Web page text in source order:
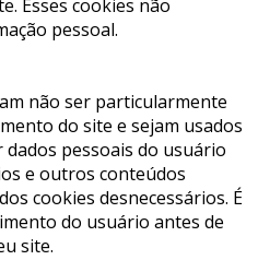
Esses cookies não
pessoal.
não ser particularmente
do site e sejam usados
pessoais do usuário
e outros conteúdos
cookies desnecessários. É
do usuário antes de
site.